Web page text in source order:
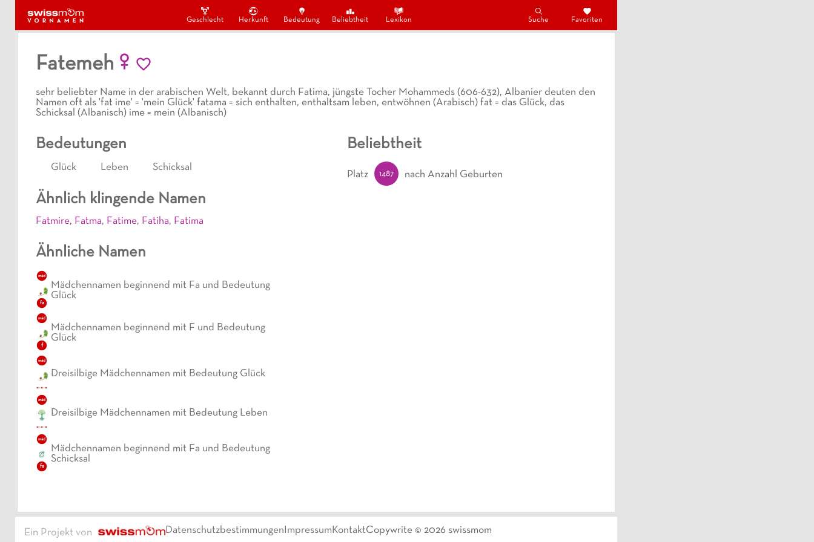
Geschlecht Herkunft Bedeutung Beliebtheit Lexikon Suche Favoriten
Fatemeh
sehr beliebter Name in der arabischen Welt, bekannt durch Fatima, jüngste Tocher Mohammeds (606-632), Albanier deuten den
Namen oft als 'fat ime' = 'mein Glück' fatama = sich enthalten, enthaltsam leben, entwöhnen (Arabisch) fat = das Glück, das
Schicksal (Albanisch) ime = mein (Albanisch)
Bedeutungen
Glück Leben Schicksal
Ähnlich klingende Namen
Fatmire, Fatma, Fatime, Fatiha, Fatima
Ähnliche Namen
mäd
fa
Mädchennamen beginnend mit Fa und Bedeutung
Glück
mäd
f
Mädchennamen beginnend mit F und Bedeutung
Glück
mäd
Dreisilbige Mädchennamen mit Bedeutung Glück
mäd
Dreisilbige Mädchennamen mit Bedeutung Leben
mäd
fa
Mädchennamen beginnend mit Fa und Bedeutung
Schicksal
Beliebtheit
Platz 1487 nach Anzahl Geburten
Ein Projekt von DatenschutzbestimmungenImpressumKontaktCopywrite © 2026 swissmom